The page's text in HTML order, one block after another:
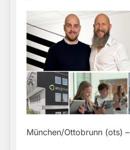
München/Ottobrunn (ots) –